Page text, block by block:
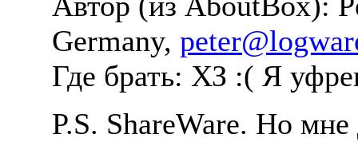
Germany,
Где бpать: ХЗ :( Я
P.S. ShareWare. Hо